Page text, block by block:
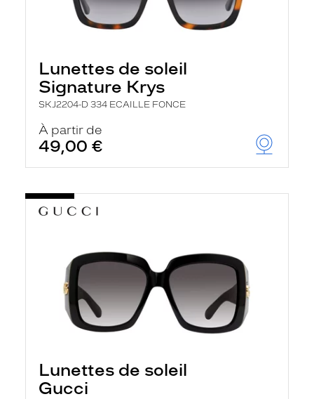
Lunettes de soleil
Signature Krys
SKJ2204-D 334 ECAILLE FONCE
À partir de
49,00 €
Lunettes de soleil
Gucci